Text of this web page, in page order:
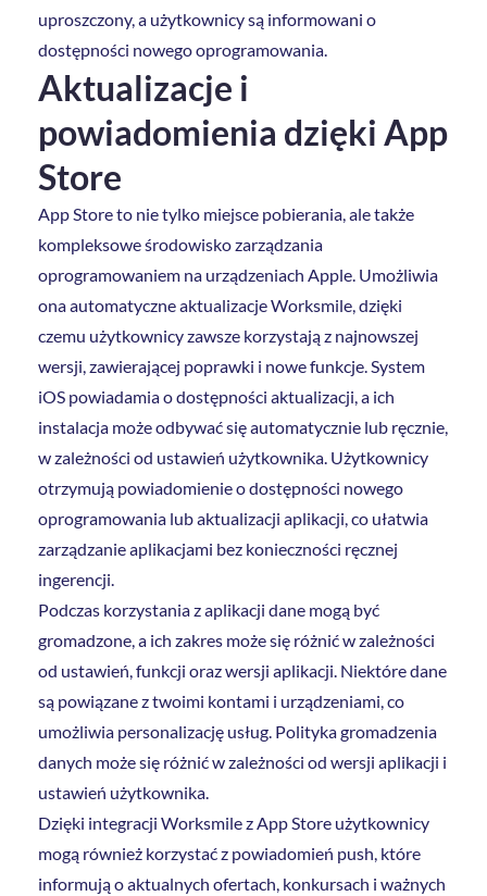
uproszczony, a użytkownicy są informowani o
dostępności nowego oprogramowania.
Aktualizacje i
powiadomienia dzięki App
Store
App Store to nie tylko miejsce pobierania, ale także
kompleksowe środowisko zarządzania
oprogramowaniem na urządzeniach Apple. Umożliwia
ona automatyczne aktualizacje Worksmile, dzięki
czemu użytkownicy zawsze korzystają z najnowszej
wersji, zawierającej poprawki i nowe funkcje. System
iOS powiadamia o dostępności aktualizacji, a ich
instalacja może odbywać się automatycznie lub ręcznie,
w zależności od ustawień użytkownika. Użytkownicy
otrzymują powiadomienie o dostępności nowego
oprogramowania lub aktualizacji aplikacji, co ułatwia
zarządzanie aplikacjami bez konieczności ręcznej
ingerencji.
Podczas korzystania z aplikacji dane mogą być
gromadzone, a ich zakres może się różnić w zależności
od ustawień, funkcji oraz wersji aplikacji. Niektóre dane
są powiązane z twoimi kontami i urządzeniami, co
umożliwia personalizację usług. Polityka gromadzenia
danych może się różnić w zależności od wersji aplikacji i
ustawień użytkownika.
Dzięki integracji Worksmile z App Store użytkownicy
mogą również korzystać z powiadomień push, które
informują o aktualnych ofertach, konkursach i ważnych